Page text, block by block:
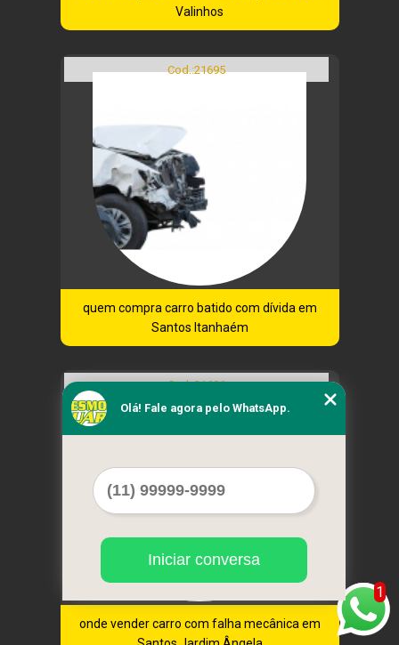
Valinhos
Cod.:21695
quem compra carro batido com dívida em
Santos Itanhaém
Cod.:21696
onde vender carro com falha mecânica em
1
Olá! Fale agora pelo WhatsApp.
Iniciar conversa